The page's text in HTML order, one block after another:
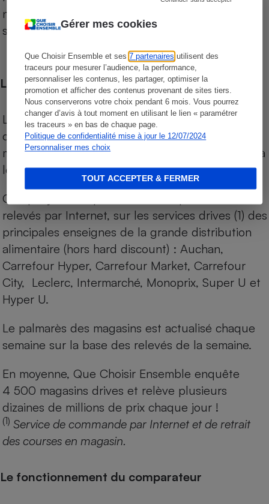
Gérer mes cookies
Que Choisir Ensemble et ses7 partenaires utilisent des
traceurs pour mesurer l’audience, la performance,
personnaliser les contenus, les partager, optimiser la
promotion et afficher des contenus provenant de sites tiers.
Nous conserverons votre choix pendant 6 mois. Vous pourrez
changer d’avis à tout moment en utilisant le lien « paramétrer
les traceurs » en bas de chaque page.
Politique de confidentialité mise à jour le 12/07/2024
Personnaliser mes choix
TOUT ACCEPTER & FERMER
niveau de prix des supermarchés, géolocalisés
sur le territoire français.
Les comparaisons de prix
Les comparaisons sont réalisées sur l’ensemble
des produits des magasins. Les produits de
marques de distributeurs (MDD) sont comparés à
leurs équivalents chez leurs concurrents.
Chaque jour, les prix de tous les produits sont
relevés par Internet, sur les services drives (1) des
principales enseignes de la grande distribution
alimentaire (hors hard discount) : Auchan,
Carrefour Hyper, Carrefour Market, Carrefour
City, Leclerc, Intermarché, Monoprix, Super U et
Hyper U.
Le palmarès des magasins est actualisé chaque
semaine sur la base des relevés de la semaine.
En moyenne, Que Choisir Ensemble enquête
4 500 magasins drives et relève plusieurs
dizaines de millions de prix chaque jour !
(1) Service de commande par Internet et de retrait
des courses en magasin.
Le fonctionnement du comparateur